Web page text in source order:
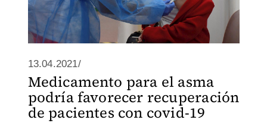
13.04.2021/
Medicamento para el asma
podría favorecer recuperación
de pacientes con covid-19